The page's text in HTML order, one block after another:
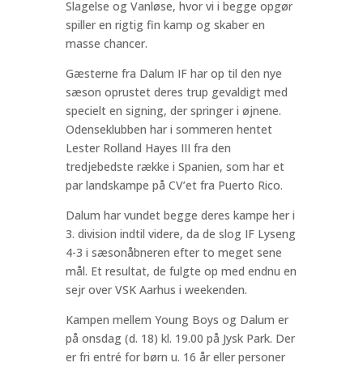
Slagelse og Vanløse, hvor vi i begge opgør
spiller en rigtig fin kamp og skaber en
masse chancer.
Gæsterne fra Dalum IF har op til den nye
sæson oprustet deres trup gevaldigt med
specielt en signing, der springer i øjnene.
Odenseklubben har i sommeren hentet
Lester Rolland Hayes III fra den
tredjebedste række i Spanien, som har et
par landskampe på CV’et fra Puerto Rico.
Dalum har vundet begge deres kampe her i
3. division indtil videre, da de slog IF Lyseng
4-3 i sæsonåbneren efter to meget sene
mål. Et resultat, de fulgte op med endnu en
sejr over VSK Aarhus i weekenden.
Kampen mellem Young Boys og Dalum er
på onsdag (d. 18) kl. 19.00 på Jysk Park. Der
er fri entré for børn u. 16 år eller personer